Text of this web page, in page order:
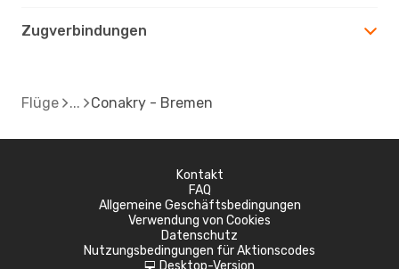
Zugverbindungen
Flüge Conakry - Bremen
Kontakt
FAQ
Allgemeine Geschäftsbedingungen
Verwendung von Cookies
Datenschutz
Nutzungsbedingungen für Aktionscodes
Desktop-Version